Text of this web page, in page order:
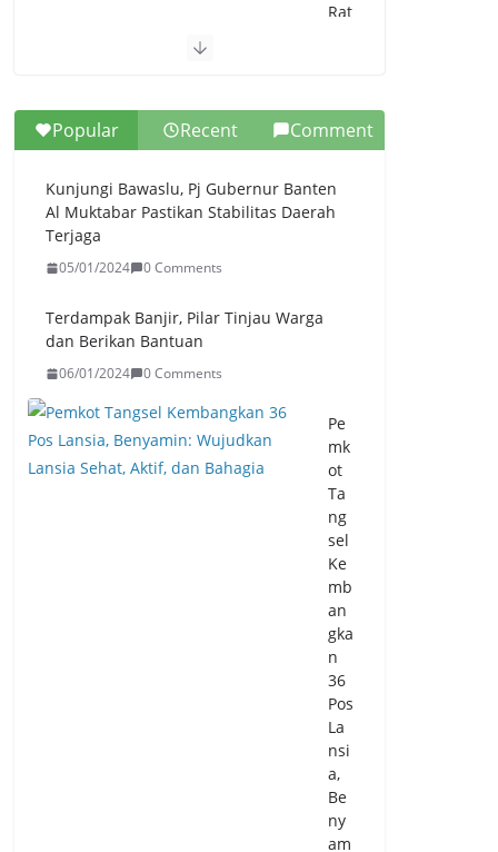
Rat
h
Se
pa
Car
i
Boj
on
eg
ara
-
Pul
o
Am
pel
06/
08/
20
26
0
Co
m
me
nts
Popular Recent Comment
Kunjungi Bawaslu, Pj Gubernur Banten
Al Muktabar Pastikan Stabilitas Daerah
Terjaga
05/01/2024 0 Comments
Terdampak Banjir, Pilar Tinjau Warga
dan Berikan Bantuan
06/01/2024 0 Comments
Pe
mk
ot
Ta
ng
sel
Ke
mb
an
gka
n
36
Pos
La
nsi
a,
Be
ny
am